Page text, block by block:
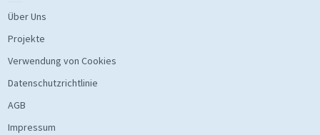
Über Uns
Projekte
Verwendung von Cookies
Datenschutzrichtlinie
AGB
Impressum